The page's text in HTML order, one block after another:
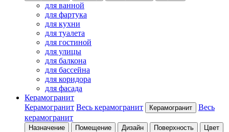
для ванной
для фартука
для кухни
для туалета
для гостиной
для улицы
для балкона
для бассейна
для коридора
для фасада
Керамогранит
Керамогранит Весь керамогранит Керамогранит
Весь
керамогранит
Назначение Помещение Дизайн Поверхность
Цвет